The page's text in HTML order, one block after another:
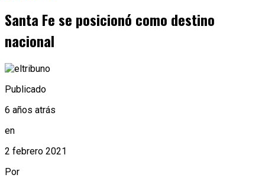
Santa Fe se posicionó como destino
nacional
Publicado
6 años atrás
en
2 febrero 2021
Por